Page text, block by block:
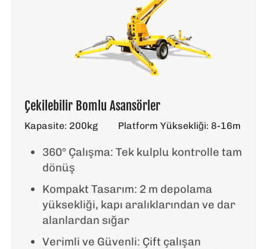
Çekilebilir Bomlu Asansörler
Kapasite: 200kg Platform Yüksekliği: 8-16m
360° Çalışma: Tek kulplu kontrolle tam
dönüş
Kompakt Tasarım: 2 m depolama
yüksekliği, kapı aralıklarından ve dar
alanlardan sığar
Verimli ve Güvenli: Çift çalışan